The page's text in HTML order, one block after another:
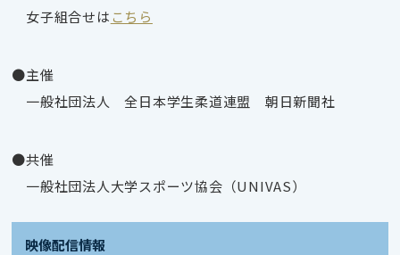
女子組合せは こちら
●主催
一般社団法人 全日本学生柔道連盟 朝日新聞社
●共催
一般社団法人大学スポーツ協会（UNIVAS）
映像配信情報